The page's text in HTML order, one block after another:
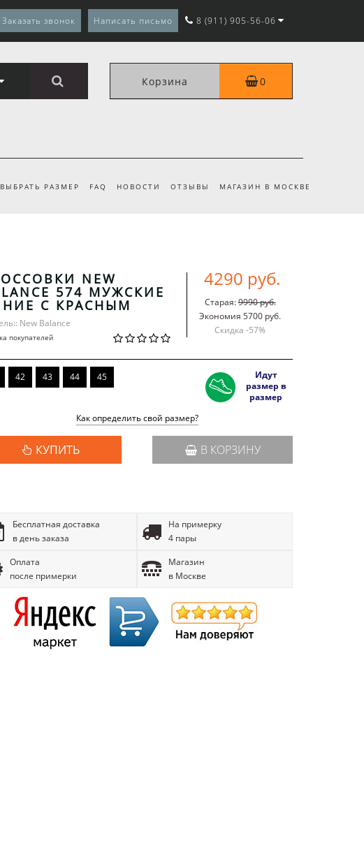
Заказать звонок Написать письмо 8 (911) 905-56-06
Корзина 0
РАЗМЕР FAQ НОВОСТИ ОТЗЫВЫ МАГАЗИН В МОСКВЕ
NEW
574 МУЖСКИЕ
С КРАСНЫМ
New Balance
покупателей
4290 руб.
Старая:9990 руб.
Экономия 5700 руб.
Скидка -57%
42 43 44 45
Идут
размер в
размер
Как определить свой размер?
КУПИТЬ В КОРЗИНУ
Бесплатная доставка
в день заказа
На примерку
4 пары
Оплата
после примерки
Магазин
в Москве